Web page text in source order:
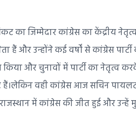
का जिम्मेदार कांग्रेस का केंद्रीय
हैं और उन्होंने कई वर्षों से कांग्रेस
और चुनावों में पार्टी का नेतृत्व
वही कांग्रेस आज सचिन पायलट
में कांग्रेस की जीत हुई और उन्हें